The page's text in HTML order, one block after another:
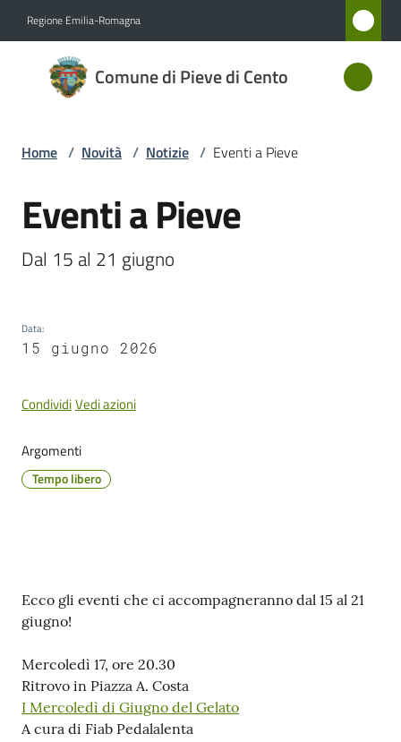
Regione Emilia-Romagna
Comune di Pieve di Cento
Comune
di Pieve
Menu selezionato
Vivere
Pieve
Cento
gli
argomenti...
Seguici
su
Home / Novità / Notizie / Eventi a Pieve
Salta al contenuto
Eventi a Pieve
Dal 15 al 21 giugno
Data:
15 giugno 2026
CondividiVedi azioni
Argomenti
Tempo libero
Contenuto
Ecco gli eventi che ci accompagneranno dal 15 al 21
giugno!
Mercoledì 17, ore 20.30
Ritrovo in Piazza A. Costa
I Mercoledì di Giugno del Gelato
A cura di Fiab Pedalalenta